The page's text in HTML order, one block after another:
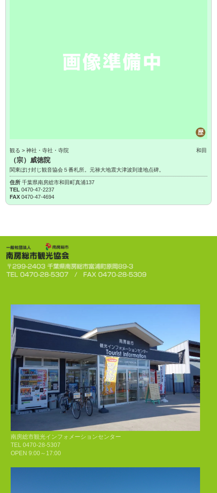
歴
観る > 神社・寺社・寺院 和田
（宗）威徳院
関東ぼけ封じ観音協会５番札所。元禄大地震大津波到達地点碑。
住所千葉県南房総市和田町真浦137
TEL0470-47-2237
FAX0470-47-4694
南房総市観光インフォメーションセンター
TEL 0470-28-5307
OPEN 9:00～17:00